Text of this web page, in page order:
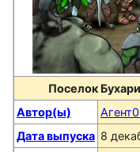
Поселок
Автор(ы)
Дата выпуска 8